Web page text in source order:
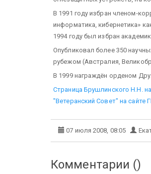
В 1991 году избран членом-
информатика, кибернетика»
1994 году был избран
Опубликовал более 350
рубежом (Австралия,
В 1999 награждён орденом
Страница Брушлинского Н.Н.
"Ветеранский Совет" на сайте
07 июля 2008, 08:05
Комментарии ()